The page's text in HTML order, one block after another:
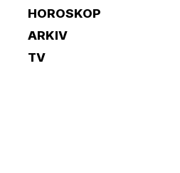
HOROSKOP
ARKIV
TV